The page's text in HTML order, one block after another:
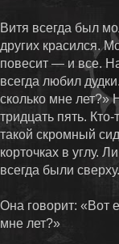
Витя всегда был
других красился.
повесит — и все.
всегда любил
сколько мне лет?»
тридцать пять.
такой скромный
корточках в углу.
всегда были сверху.
Она говорит: «Вот
мне лет?»